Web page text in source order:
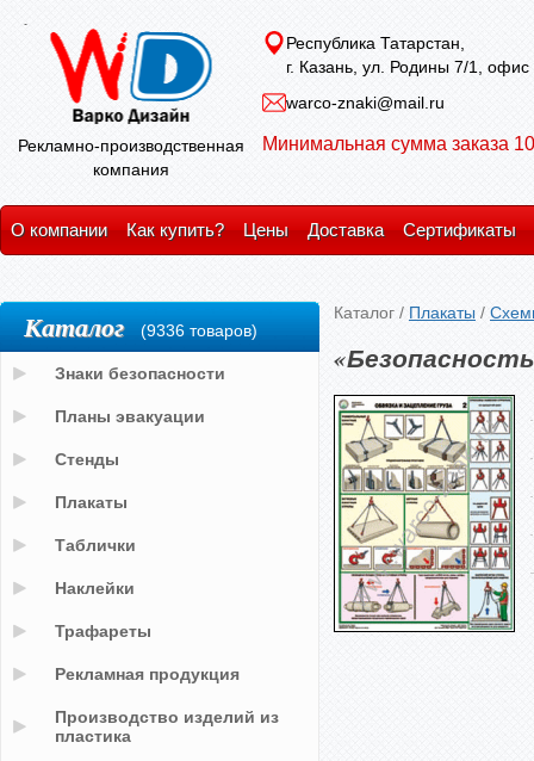
Рекламно-производственная
компания
Республика Татарстан,
г. Казань, ул. Родины 7/1, офис
warco-znaki@mail.ru
Минимальная сумма заказа
О компании Как купить? Цены Доставка Сертификаты
Каталог / Плакаты /
Каталог (9336 товаров)
Знаки безопасности
Планы эвакуации
Стенды
Плакаты
Таблички
Наклейки
Трафареты
Рекламная продукция
Производство изделий из
пластика